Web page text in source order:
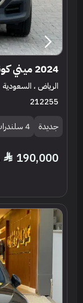
2024 ميني كونتري مان اس
الرياض ، السعودية
212255
جديدة 4 سلندرات
190,000